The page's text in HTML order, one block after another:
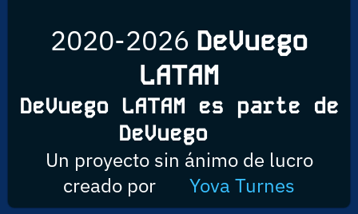
2020-2026 DeVuego
LATAM
DeVuego LATAM es parte de
DeVuego
Un proyecto sin ánimo de lucro
creado por
Yova Turnes